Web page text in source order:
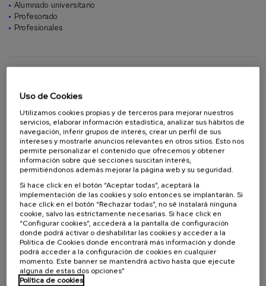
Alumnado universitario
Profesorado
Profesionales
Colabora
Uso de Cookies
Utilizamos cookies propias y de terceros para mejorar nuestros
servicios, elaborar información estadística, analizar sus hábitos de
navegación, inferir grupos de interés, crear un perfil de sus
intereses y mostrarle anuncios relevantes en otros sitios. Esto nos
permite personalizar el contenido que ofrecemos y obtener
información sobre qué secciones suscitan interés,
permitiéndonos además mejorar la página web y su seguridad.
Si hace click en el botón “Aceptar todas”, aceptará la
implementación de las cookies y solo entonces se implantarán. Si
hace click en el botón “Rechazar todas”, no sé instalará ninguna
cookie, salvo las estrictamente necesarias. Si hace click en
“Configurar cookies”, accederá a la pantalla de configuración
donde podrá activar o deshabilitar las cookies y acceder a la
Política de Cookies donde encontrará más información y donde
podrá acceder a la configuración de cookies en cualquier
momento. Este banner se mantendrá activo hasta que ejecute
alguna de estas dos opciones”
Política de cookies